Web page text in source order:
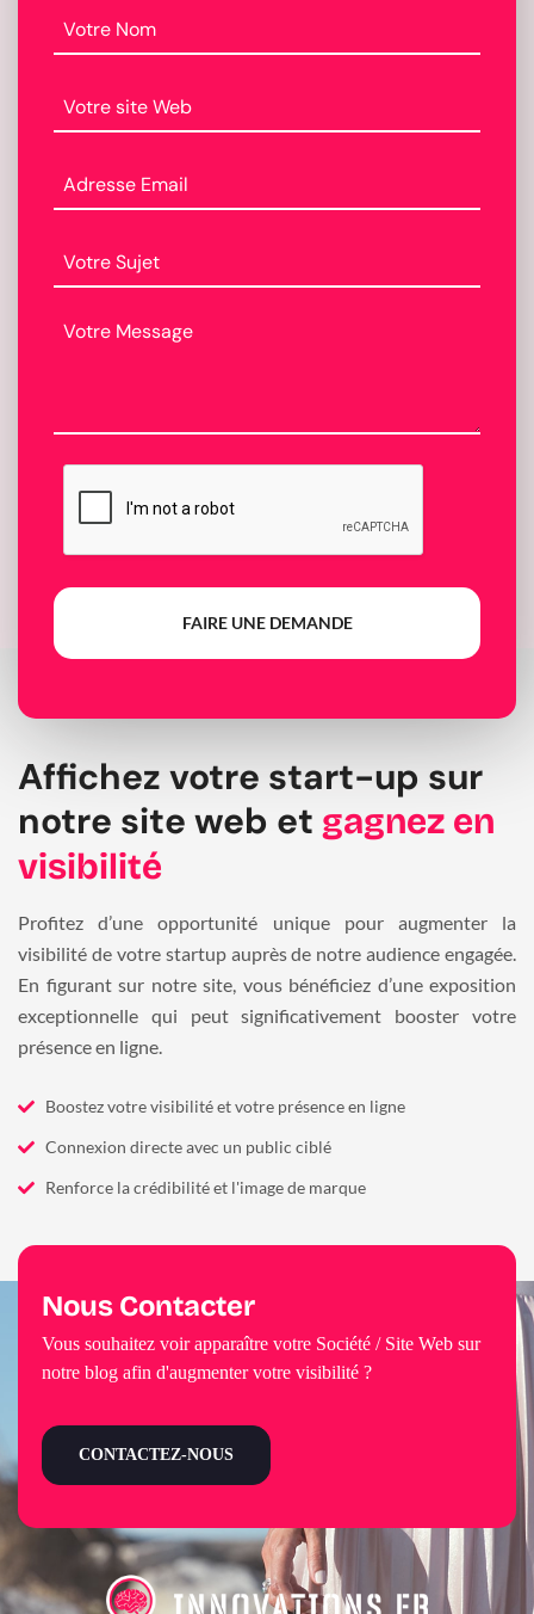
FAIRE UNE DEMANDE
Affichez votre start-up sur
notre site web et gagnez en
visibilité
Profitez d’une opportunité unique pour augmenter la
visibilité de votre startup auprès de notre audience engagée.
En figurant sur notre site, vous bénéficiez d’une exposition
exceptionnelle qui peut significativement booster votre
présence en ligne.
Boostez votre visibilité et votre présence en ligne
Connexion directe avec un public ciblé
Renforce la crédibilité et l'image de marque
Nous Contacter
Vous souhaitez voir apparaître votre Société / Site Web sur
notre blog afin d'augmenter votre visibilité ?
CONTACTEZ-NOUS